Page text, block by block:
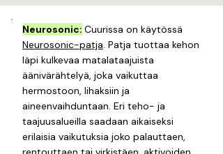
Neurosonic: Cuurissa on käytössä
Neurosonic-patja. Patja tuottaa kehon
läpi kulkevaa matalataajuista
äänivärähtelyä, joka vaikuttaa
hermostoon, lihaksiin ja
aineenvaihduntaan. Eri teho- ja
taajuusalueilla saadaan aikaiseksi
erilaisia vaikutuksia joko palauttaen,